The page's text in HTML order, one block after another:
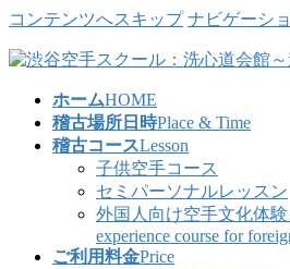
コンテンツへスキップ ナビゲーシ
ホームHOME
稽古場所日時Place & Time
稽古コースLesson
子供空手コース
セミパーソナルレッスン
外国人向け空手文化体験
experience course for
ご利用料金Price